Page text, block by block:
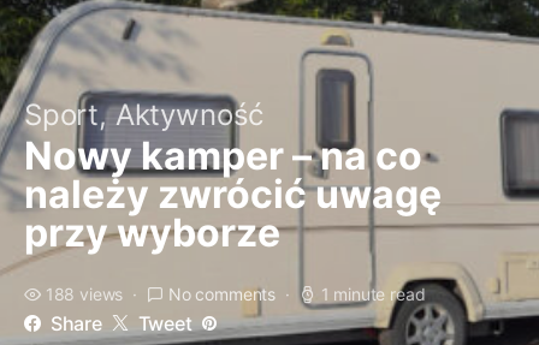
Sport, Aktywność
Nowy kamper – na co
należy zwrócić uwagę
przy wyborze
188 views No comments 1 minute read
Share Tweet